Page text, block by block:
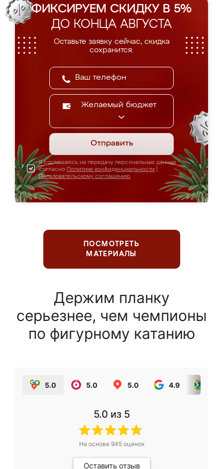
ФИКСИРУЕМ СКИДКУ В 5%
ДО КОНЦА АВГУСТА
Оставьте заявку сейчас, скидка
сохранится.
Желаемый бюджет
Отправить
Я соглашаюсь на передачу персональных данных
согласно Политике конфиденциальности
Пользовательскому соглашению
ПОСМОТРЕТЬ
МАТЕРИАЛЫ
Держим планку
серьезнее, чем чемпионы
по фигурному катанию
5.0 5.0 5.0 4.9
5.0 из 5
На основе 945оценок
Оставить отзыв